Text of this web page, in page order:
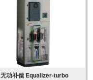
无功补偿 Equalizer-turbo